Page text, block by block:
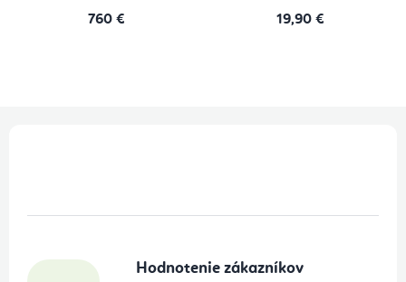
760 €
19,90 €
Hodnotenie zákazníkov